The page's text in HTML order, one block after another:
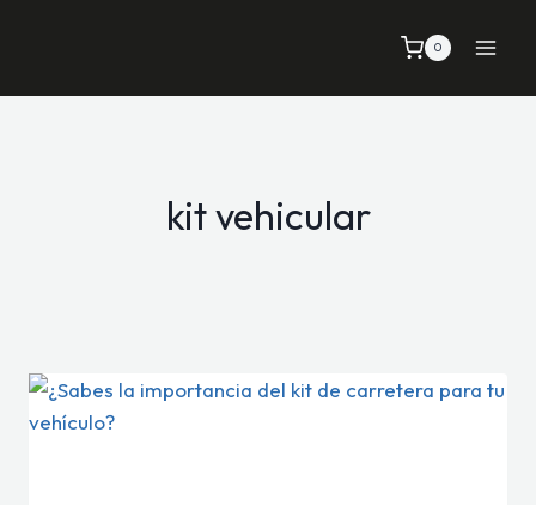
0
kit vehicular